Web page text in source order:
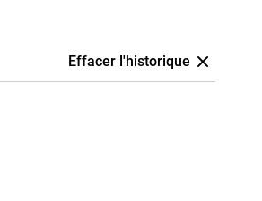
Effacer l'historique